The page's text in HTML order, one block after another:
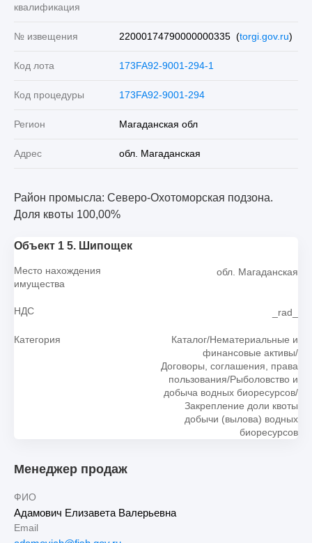
квалификация
№ извещения 22000174790000000335 (torgi.gov.ru)
Код лота 173FA92-9001-294-1
Код процедуры 173FA92-9001-294
Регион Магаданская обл
Адрес обл. Магаданская
Район промысла: Северо-Охотоморская подзона.
Доля квоты 100,00%
Объект 1 5. Шипощек
Место нахождения
имущества
обл. Магаданская
НДС _rad_
Категория
Каталог/Нематериальные и
финансовые активы/
Договоры, соглашения, права
пользования/Рыболовство и
добыча водных биоресурсов/
Закрепление доли квоты
добычи (вылова) водных
биоресурсов
Менеджер продаж
ФИО
Адамович Елизавета Валерьевна
Email